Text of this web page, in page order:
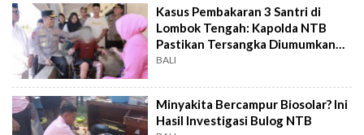
Kasus Pembakaran 3 Santri di
Lombok Tengah: Kapolda NTB
Pastikan Tersangka Diumumkan
Pekan Ini
BALI
Minyakita Bercampur Biosolar? Ini
Hasil Investigasi Bulog NTB